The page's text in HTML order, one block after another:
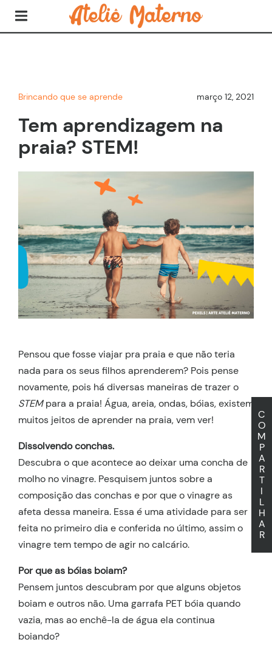
Brincando que se aprende março 12, 2021
Tem aprendizagem na
praia? STEM!
C
O
M
P
A
R
T
I
L
H
A
R
Pensou que fosse viajar pra praia e que não teria
nada para os seus filhos aprenderem? Pois pense
novamente, pois há diversas maneiras de trazer o
STEMpara a praia! Água, areia, ondas, bóias, existem
muitos jeitos de aprender na praia, vem ver!
Dissolvendo conchas.
Descubra o que acontece ao deixar uma concha de
molho no vinagre. Pesquisem juntos sobre a
composição das conchas e por que o vinagre as
afeta dessa maneira. Essa é uma atividade para ser
feita no primeiro dia e conferida no último, assim o
vinagre tem tempo de agir no calcário.
Por que as bóias boiam?
Pensem juntos descubram por que alguns objetos
boiam e outros não. Uma garrafa PET bóia quando
vazia, mas ao enchê-la de água ela continua
boiando?